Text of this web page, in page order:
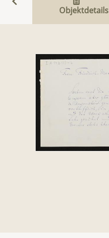
Objektdetails